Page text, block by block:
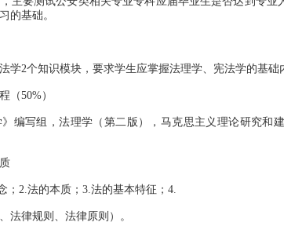
的基础。
2个知识模块，要求学生应掌握法理学、宪法学的基础
50%）
写组，法理学（第二版），马克思主义理论研究和
2.法的本质；3.法的基本特征；4.
律规则、法律原则）。